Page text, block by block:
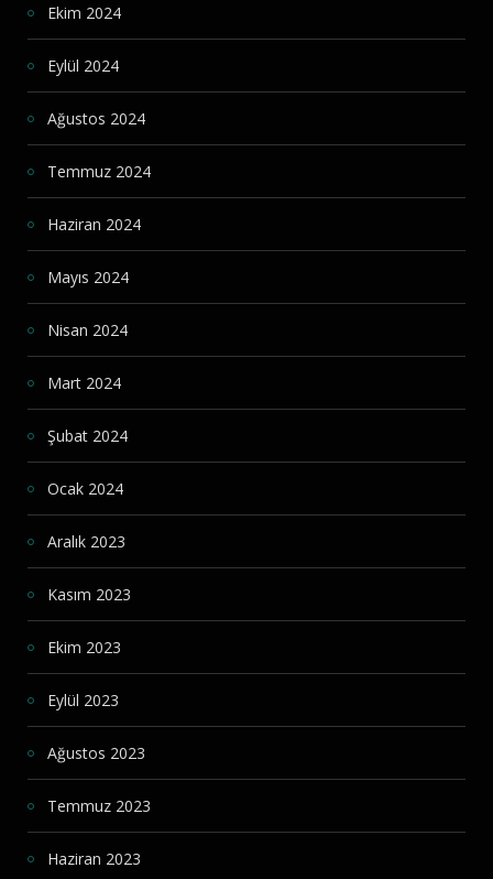
Ekim 2024
Eylül 2024
Ağustos 2024
Temmuz 2024
Haziran 2024
Mayıs 2024
Nisan 2024
Mart 2024
Şubat 2024
Ocak 2024
Aralık 2023
Kasım 2023
Ekim 2023
Eylül 2023
Ağustos 2023
Temmuz 2023
Haziran 2023